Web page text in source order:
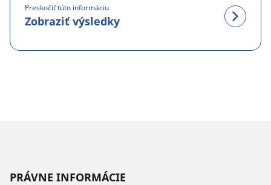
Preskočiť túto informáciu
Zobraziť výsledky
PRÁVNE INFORMÁCIE